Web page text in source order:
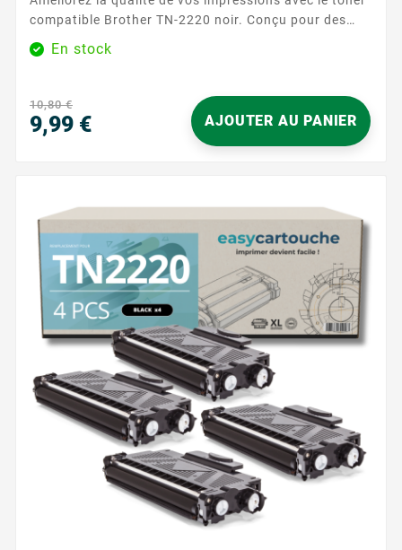
compatible Brother TN-2220 noir. Conçu pour des
impressions nettes et précises, ce toner est idéal
pour les travaux quotidiens. Avec une capacité
performances fiables et durables. Caractéristiques
principales : Couleur : Noir ...
En stock
10,80 €
9,99 € AJOUTER AU PANIER